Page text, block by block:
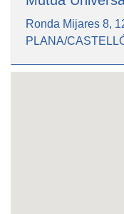
Ronda Mijares 8,
PLANA/